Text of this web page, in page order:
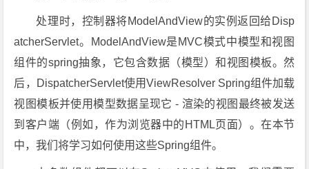
处理时，控制器将ModelAndView的实例返回给Disp
atcherServlet。ModelAndView是MVC模式中模型和视图
组件的spring抽象，它包含数据（模型）和视图模板。然
后，DispatcherServlet使用ViewResolver Spring组件加载
视图模板并使用模型数据呈现它 - 渲染的视图最终被发送
到客户端（例如，作为浏览器中的HTML页面）。在本节
中，我们将学习如何使用这些Spring组件。